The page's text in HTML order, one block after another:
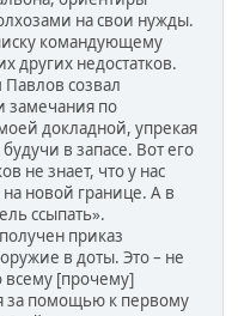
на свои нужды.
командующему
других недостатков.
созвал
замечания по
докладной, упрекая
в запасе. Вот его
не знает, что у нас
новой границе. А в
ссыпать».
приказ
в доты. Это – не
всему [прочему]
за помощью к первому